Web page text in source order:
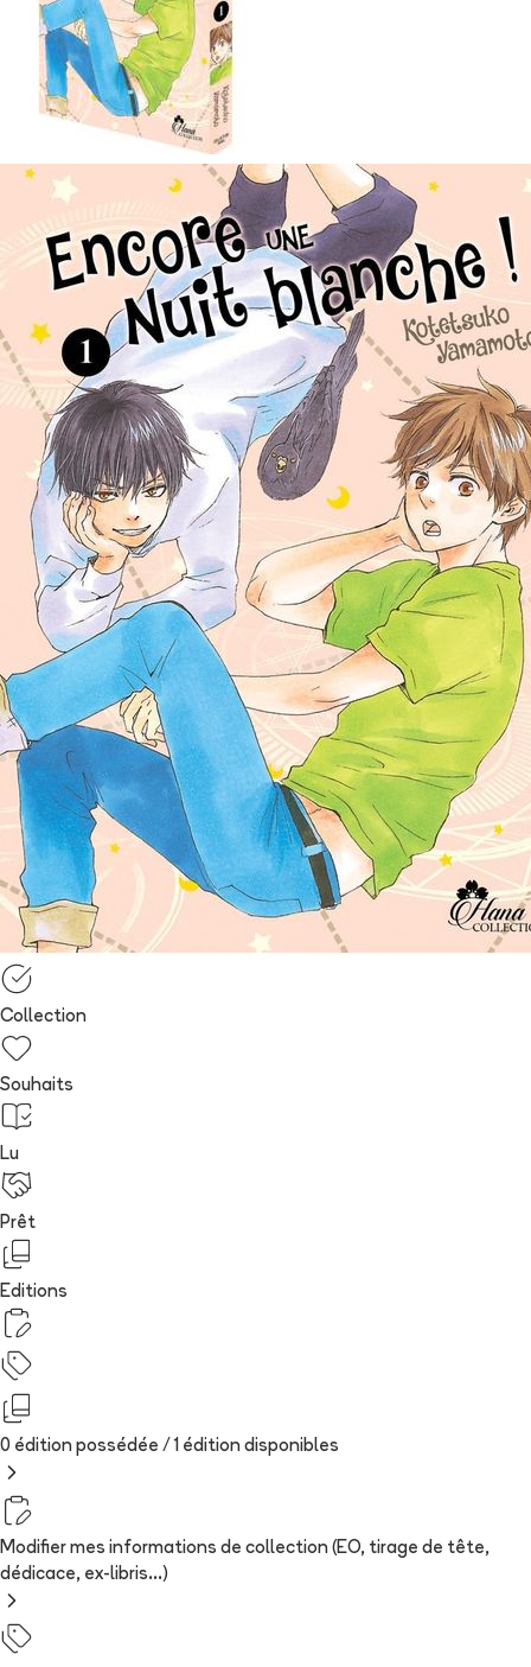
Collection
Souhaits
Lu
Prêt
Editions
0 édition possédée / 1 édition disponibles
Modifier mes informations de collection (EO, tirage de tête,
dédicace, ex-libris...)